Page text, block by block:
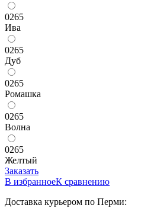
0265
Ива
0265
Дуб
0265
Ромашка
0265
Волна
0265
Желтый
Заказать
В избранноеК сравнению
Доставка курьером по Перми: